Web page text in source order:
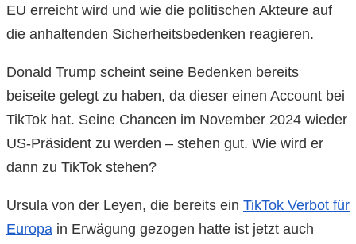
EU erreicht wird und wie die politischen Akteure auf
die anhaltenden Sicherheitsbedenken reagieren.
Donald Trump scheint seine Bedenken bereits
beiseite gelegt zu haben, da dieser einen Account bei
TikTok hat. Seine Chancen im November 2024 wieder
US-Präsident zu werden – stehen gut. Wie wird er
dann zu TikTok stehen?
Ursula von der Leyen, die bereits ein TikTok Verbot für
Europa in Erwägung gezogen hatte ist jetzt auch